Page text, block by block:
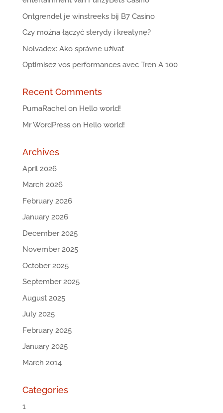
Ontgrendel je winstreeks bij B7 Casino
Czy można łączyć sterydy i kreatynę?
Nolvadex: Ako správne užívať
Optimisez vos performances avec Tren A 100
Recent Comments
PumaRachelon Hello world!
Mr WordPresson Hello world!
Archives
April 2026
March 2026
February 2026
January 2026
December 2025
November 2025
October 2025
September 2025
August 2025
July 2025
February 2025
January 2025
March 2014
Categories
1